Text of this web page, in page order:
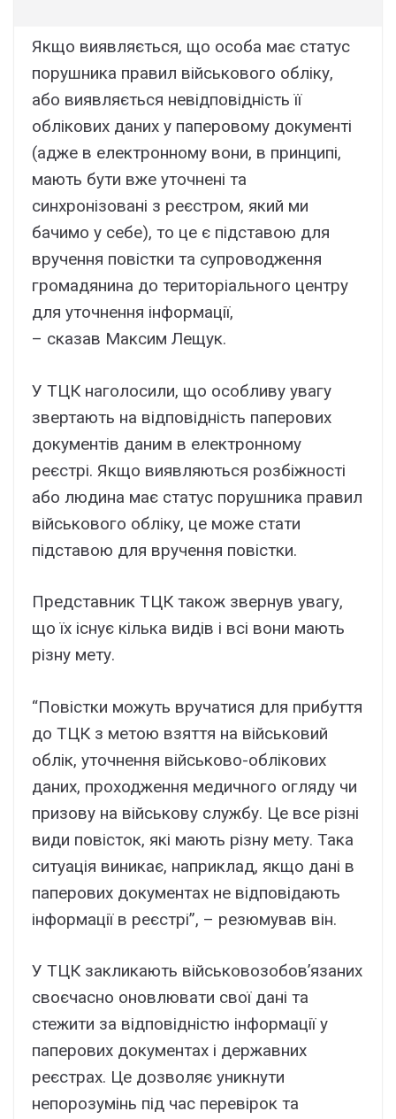
Якщо виявляється, що особа має статус
порушника правил військового обліку,
або виявляється невідповідність її
облікових даних у паперовому документі
(адже в електронному вони, в принципі,
мають бути вже уточнені та
синхронізовані з реєстром, який ми
бачимо у себе), то це є підставою для
вручення повістки та супроводження
громадянина до територіального центру
для уточнення інформації,
– сказав Максим Лещук.
У ТЦК наголосили, що особливу увагу
звертають на відповідність паперових
документів даним в електронному
реєстрі. Якщо виявляються розбіжності
або людина має статус порушника правил
військового обліку, це може стати
підставою для вручення повістки.
Представник ТЦК також звернув увагу,
що їх існує кілька видів і всі вони мають
різну мету.
“Повістки можуть вручатися для прибуття
до ТЦК з метою взяття на військовий
облік, уточнення військово-облікових
даних, проходження медичного огляду чи
призову на військову службу. Це все різні
види повісток, які мають різну мету. Така
ситуація виникає, наприклад, якщо дані в
паперових документах не відповідають
інформації в реєстрі”, – резюмував він.
У ТЦК закликають військовозобов’язаних
своєчасно оновлювати свої дані та
стежити за відповідністю інформації у
паперових документах і державних
реєстрах. Це дозволяє уникнути
непорозумінь під час перевірок та